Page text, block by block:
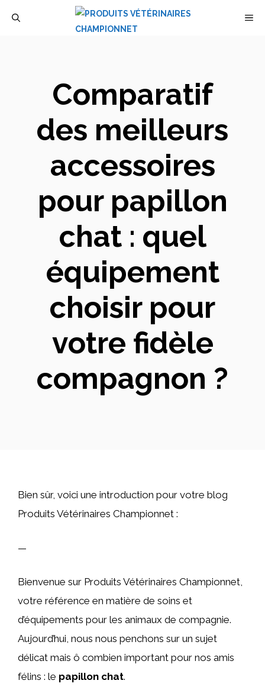
Comparatif
des meilleurs
accessoires
pour papillon
chat : quel
équipement
choisir pour
votre fidèle
compagnon ?
Bien sûr, voici une introduction pour votre blog
Produits Vétérinaires Championnet :
—
Bienvenue sur Produits Vétérinaires Championnet,
votre référence en matière de soins et
d’équipements pour les animaux de compagnie.
Aujourd’hui, nous nous penchons sur un sujet
délicat mais ô combien important pour nos amis
félins : le papillon chat.